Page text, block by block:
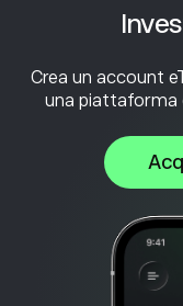
Crea un account
una piattaforma